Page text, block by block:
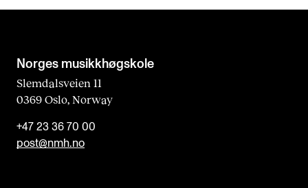
Norges musikk­høgskole
Slemdalsveien 11
0369 Oslo, Norway
+47 23 36 70 00
post@nmh.no